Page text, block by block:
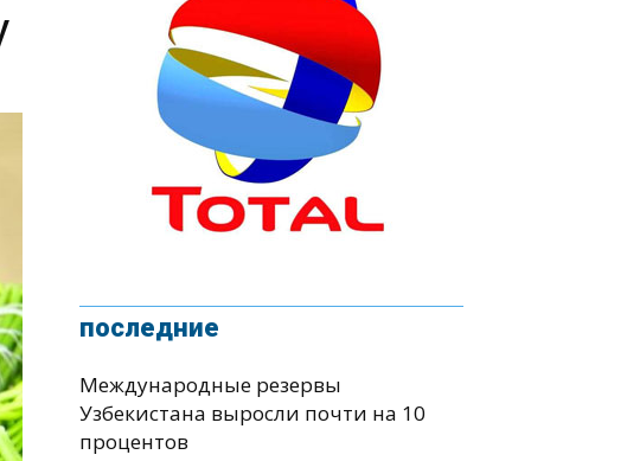
последние
Международные резервы
Узбекистана выросли почти на 10
процентов